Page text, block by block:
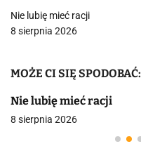
Nie lubię mieć racji
8 sierpnia 2026
MOŻE CI SIĘ SPODOBAĆ:
Nie lubię mieć racji
8 sierpnia 2026